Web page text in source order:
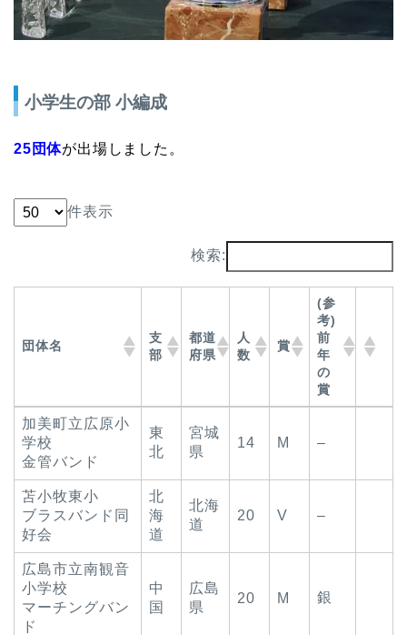
小学生の部 小編成
25団体が出場しました。
件表示
検索:
団体名
支
部
都道
府県
人
数
賞
(参
考)
前
年
の
賞
団体名
部
府県
の
加美町立広原小
学校
金管バンド
東
北
宮城
県
14 M –
苫小牧東小
ブラスバンド同
好会
北
海
道
北海
道
20 V –
広島市立南観音
小学校
マーチングバン
ド
中
国
広島
県
20 M 銀